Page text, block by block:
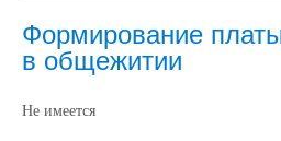
Формирование
в общежитии
Не имеется